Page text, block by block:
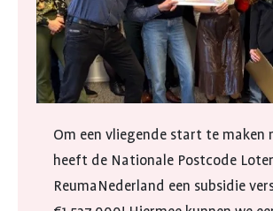
Om een vliegende start te maken
heeft de Nationale Postcode
ReumaNederland een subsidie